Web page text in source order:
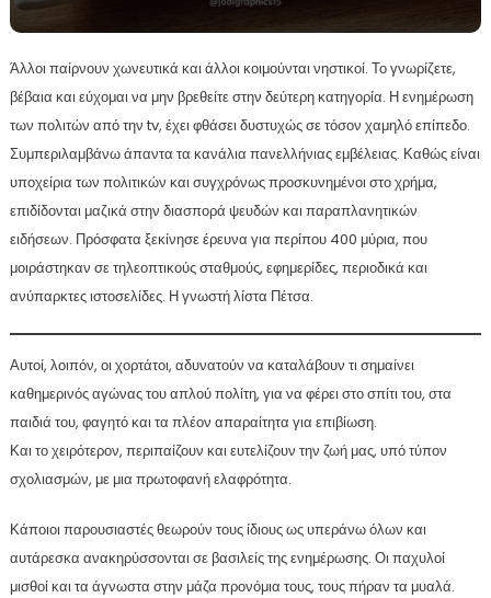
Άλλοι παίρνουν χωνευτικά και άλλοι κοιμούνται νηστικοί. Το γνωρίζετε,
βέβαια και εύχομαι να μην βρεθείτε στην δεύτερη κατηγορία. Η ενημέρωση
των πολιτών από την tv, έχει φθάσει δυστυχώς σε τόσον χαμηλό επίπεδο.
Συμπεριλαμβάνω άπαντα τα κανάλια πανελλήνιας εμβέλειας. Καθώς είναι
υποχείρια των πολιτικών και συγχρόνως προσκυνημένοι στο χρήμα,
επιδίδονται μαζικά στην διασπορά ψευδών και παραπλανητικών
ειδήσεων. Πρόσφατα ξεκίνησε έρευνα για περίπου 400 μύρια, που
μοιράστηκαν σε τηλεοπτικούς σταθμούς, εφημερίδες, περιοδικά και
ανύπαρκτες ιστοσελίδες. Η γνωστή λίστα Πέτσα.
Αυτοί, λοιπόν, οι χορτάτοι, αδυνατούν να καταλάβουν τι σημαίνει
καθημερινός αγώνας του απλού πολίτη, για να φέρει στο σπίτι του, στα
παιδιά του, φαγητό και τα πλέον απαραίτητα για επιβίωση.
Και το χειρότερον, περιπαίζουν και ευτελίζουν την ζωή μας, υπό τύπον
σχολιασμών, με μια πρωτοφανή ελαφρότητα.
Κάποιοι παρουσιαστές θεωρούν τους ίδιους ως υπεράνω όλων και
αυτάρεσκα ανακηρύσσονται σε βασιλείς της ενημέρωσης. Οι παχυλοί
μισθοί και τα άγνωστα στην μάζα προνόμια τους, τους πήραν τα μυαλά.